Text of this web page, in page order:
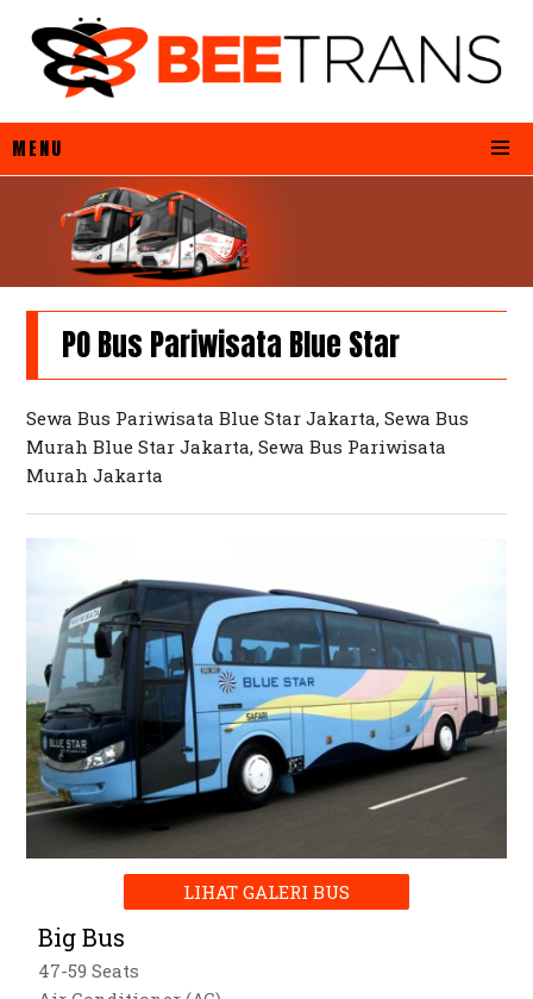
MENU
PO Bus Pariwisata Blue Star
Sewa Bus Pariwisata Blue Star Jakarta, Sewa Bus
Murah Blue Star Jakarta, Sewa Bus Pariwisata
Murah Jakarta
LIHAT GALERI BUS
Big Bus
47-59 Seats